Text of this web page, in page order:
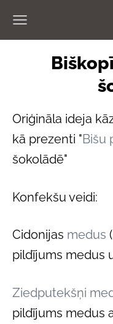
Oriģināla ideja
kā prezenti "Bišu
šokolādē"
Konfekšu veidi:
Cidonijas medus
pildījums medus
Ziedputekšņi
pildījums medus